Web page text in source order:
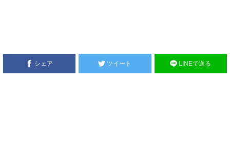
シェア ツイート LINEで送る